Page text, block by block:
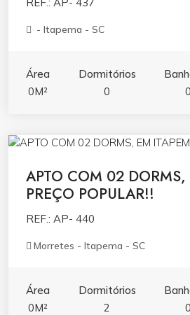
- Itapema - SC
Área
0M²
Dormitórios
0
0
APTO COM 02 DORMS,
PREÇO POPULAR!!
REF.: AP- 440
Morretes - Itapema - SC
Área
0M²
Dormitórios
2
0